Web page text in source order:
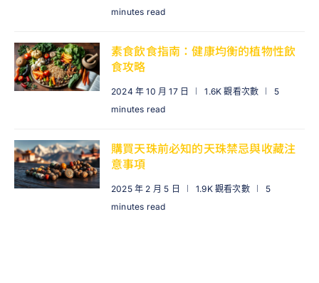
minutes read
素食飲食指南：健康均衡的植物性飲
食攻略
2024 年 10 月 17 日 1.6K 觀看次數
5
minutes read
購買天珠前必知的天珠禁忌與收藏注
意事項
2025 年 2 月 5 日 1.9K 觀看次數
5
minutes read